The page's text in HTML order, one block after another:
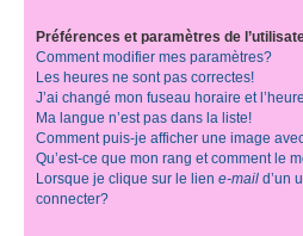
Préférences et paramètres de
Comment modifier mes paramètres?
Les heures ne sont pas correctes!
J’ai changé mon fuseau horaire et
Ma langue n’est pas dans la liste!
Comment puis-je afficher une image
Qu’est-ce que mon rang et comment le
Lorsque je clique sur le lien e-mail d’un
connecter?